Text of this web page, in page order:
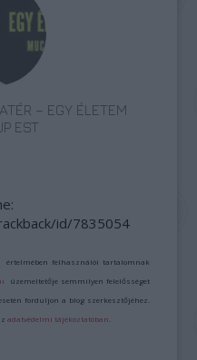
– EGY ÉLETEM
EST
id/7835054
értelmében felhasználói tartalomnak
üzemeltetője semmilyen felelősséget
forduljon a blog szerkesztőjéhez.
adatvédelmi tájékoztatóban